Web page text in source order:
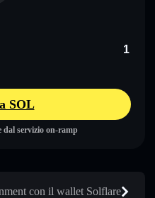
SOL
dal servizio on-ramp
con il wallet Solflare